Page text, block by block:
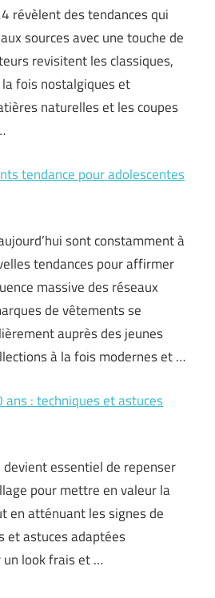
révèlent des tendances qui
sources avec une touche de
revisitent les classiques,
fois nostalgiques et
naturelles et les coupes
tendance pour adolescentes
sont constamment à
tendances pour affirmer
massive des réseaux
de vêtements se
auprès des jeunes
à la fois modernes et …
: techniques et astuces
essentiel de repenser
pour mettre en valeur la
en atténuant les signes de
et astuces adaptées
look frais et …